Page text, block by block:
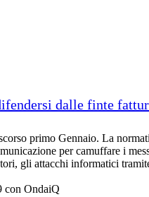
dalle finte
primo Gennaio. La
per camuffare i
gli attacchi informatici